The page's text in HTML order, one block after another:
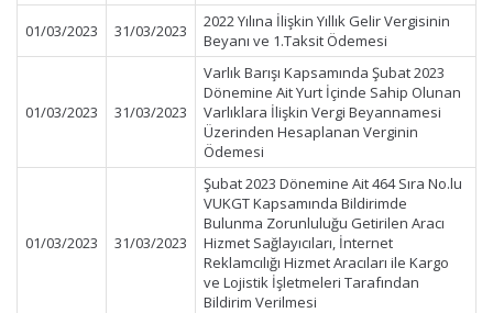
01/03/2023 31/03/2023
2022 Yılına İlişkin Yıllık Gelir Vergisinin
Beyanı ve 1.Taksit Ödemesi
01/03/2023 31/03/2023
Varlık Barışı Kapsamında Şubat 2023
Dönemine Ait Yurt İçinde Sahip Olunan
Varlıklara İlişkin Vergi Beyannamesi
Üzerinden Hesaplanan Verginin
Ödemesi
01/03/2023 31/03/2023
Şubat 2023 Dönemine Ait 464 Sıra No.lu
VUKGT Kapsamında Bildirimde
Bulunma Zorunluluğu Getirilen Aracı
Hizmet Sağlayıcıları, İnternet
Reklamcılığı Hizmet Aracıları ile Kargo
ve Lojistik İşletmeleri Tarafından
Bildirim Verilmesi